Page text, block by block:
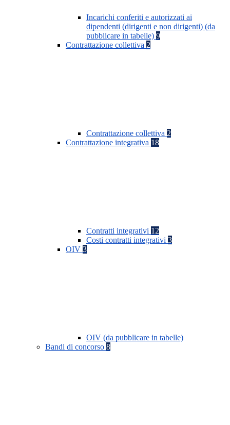
Incarichi conferiti e autorizzati ai
dipendenti (dirigenti e non dirigenti) (da
pubblicare in tabelle) 9
Contrattazione collettiva 2
Contrattazione collettiva 2
Contrattazione integrativa 18
Contratti integrativi 12
Costi contratti integrativi 3
OIV 3
OIV (da pubblicare in tabelle)
Bandi di concorso 8